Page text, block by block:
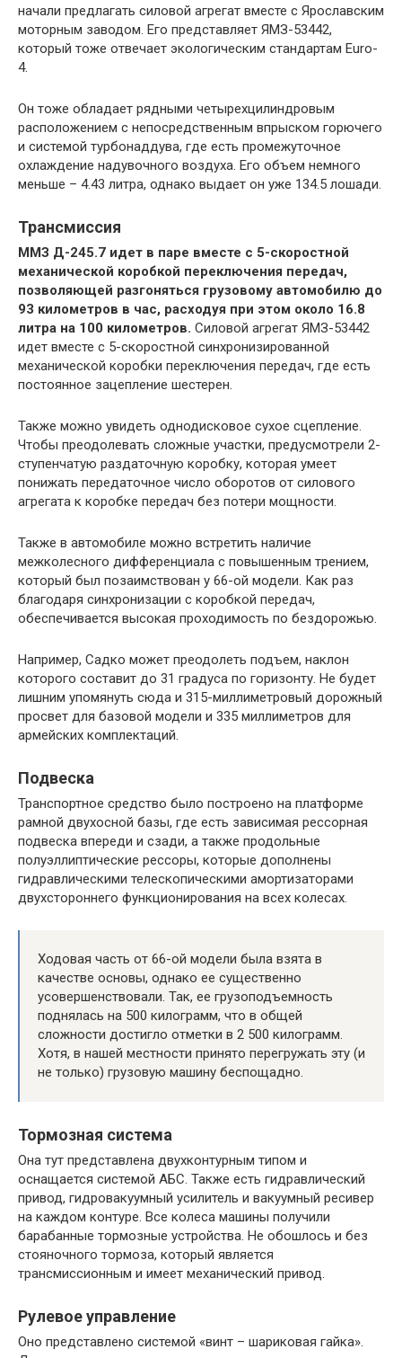
начали предлагать силовой агрегат вместе с Ярославским
моторным заводом. Его представляет ЯМЗ-53442,
который тоже отвечает экологическим стандартам Euro-
4.
Он тоже обладает рядными четырехцилиндровым
расположением с непосредственным впрыском горючего
и системой турбонаддува, где есть промежуточное
охлаждение надувочного воздуха. Его объем немного
меньше – 4.43 литра, однако выдает он уже 134.5 лошади.
Трансмиссия
ММЗ Д-245.7 идет в паре вместе с 5-скоростной
механической коробкой переключения передач,
позволяющей разгоняться грузовому автомобилю до
93 километров в час, расходуя при этом около 16.8
литра на 100 километров. Силовой агрегат ЯМЗ-53442
идет вместе с 5-скоростной синхронизированной
механической коробки переключения передач, где есть
постоянное зацепление шестерен.
Также можно увидеть однодисковое сухое сцепление.
Чтобы преодолевать сложные участки, предусмотрели 2-
ступенчатую раздаточную коробку, которая умеет
понижать передаточное число оборотов от силового
агрегата к коробке передач без потери мощности.
Также в автомобиле можно встретить наличие
межколесного дифференциала с повышенным трением,
который был позаимствован у 66-ой модели. Как раз
благодаря синхронизации с коробкой передач,
обеспечивается высокая проходимость по бездорожью.
Например, Садко может преодолеть подъем, наклон
которого составит до 31 градуса по горизонту. Не будет
лишним упомянуть сюда и 315-миллиметровый дорожный
просвет для базовой модели и 335 миллиметров для
армейских комплектаций.
Подвеска
Транспортное средство было построено на платформе
рамной двухосной базы, где есть зависимая рессорная
подвеска впереди и сзади, а также продольные
полуэллиптические рессоры, которые дополнены
гидравлическими телескопическими амортизаторами
двухстороннего функционирования на всех колесах.
Ходовая часть от 66-ой модели была взята в
качестве основы, однако ее существенно
усовершенствовали. Так, ее грузоподъемность
поднялась на 500 килограмм, что в общей
сложности достигло отметки в 2 500 килограмм.
Хотя, в нашей местности принято перегружать эту (и
не только) грузовую машину беспощадно.
Тормозная система
Она тут представлена двухконтурным типом и
оснащается системой АБС. Также есть гидравлический
привод, гидровакуумный усилитель и вакуумный ресивер
на каждом контуре. Все колеса машины получили
барабанные тормозные устройства. Не обошлось и без
стояночного тормоза, который является
трансмиссионным и имеет механический привод.
Рулевое управление
Оно представлено системой «винт – шариковая гайка».